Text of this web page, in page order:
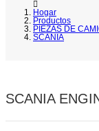
Hogar
Productos
PIEZAS DE
SCANIA
SCANIA